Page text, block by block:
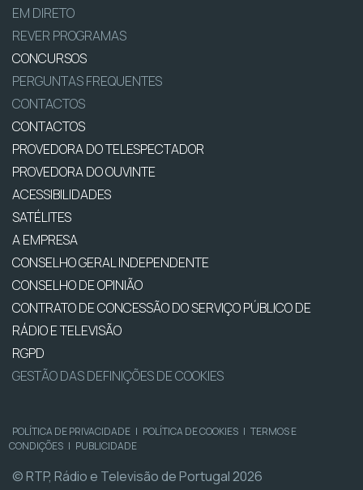
EM DIRETO
REVER PROGRAMAS
CONCURSOS
PERGUNTAS FREQUENTES
CONTACTOS
CONTACTOS
PROVEDORA DO TELESPECTADOR
PROVEDORA DO OUVINTE
ACESSIBILIDADES
SATÉLITES
A EMPRESA
CONSELHO GERAL INDEPENDENTE
CONSELHO DE OPINIÃO
CONTRATO DE CONCESSÃO DO SERVIÇO PÚBLICO DE
RÁDIO E TELEVISÃO
RGPD
GESTÃO DAS DEFINIÇÕES DE COOKIES
POLÍTICA DE PRIVACIDADE | POLÍTICA DE COOKIES | TERMOS E
CONDIÇÕES | PUBLICIDADE
© RTP, Rádio e Televisão de Portugal 2026